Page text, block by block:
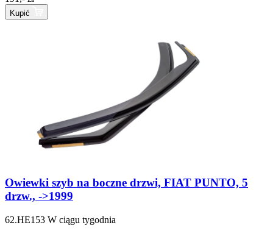
Kupić
Owiewki szyb na boczne drzwi, FIAT PUNTO, 5
drzw., ->1999
62.HE153 W ciągu tygodnia